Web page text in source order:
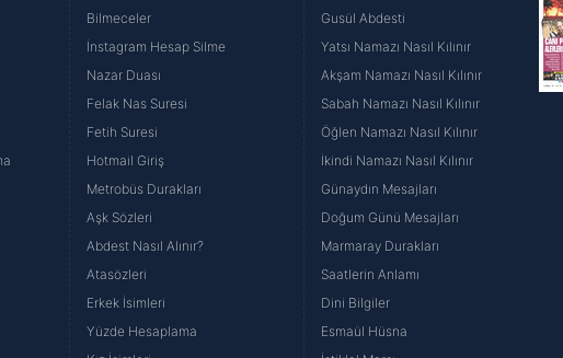
Bilmeceler
İnstagram Hesap Silme
Nazar Duası
Felak Nas Suresi
Fetih Suresi
Hotmail Giriş
Metrobüs Durakları
Aşk Sözleri
Abdest Nasıl Alınır?
Atasözleri
Erkek İsimleri
Yüzde Hesaplama
Gusül Abdesti
Yatsı Namazı Nasıl Kılınır
Akşam Namazı Nasıl Kılınır
Sabah Namazı Nasıl Kılınır
Öğlen Namazı Nasıl Kılınır
İkindi Namazı Nasıl Kılınır
Günaydın Mesajları
Doğum Günü Mesajları
Marmaray Durakları
Saatlerin Anlamı
Dini Bilgiler
Esmaül Hüsna